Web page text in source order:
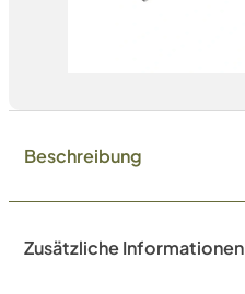
Beschreibung
Zusätzliche Informationen